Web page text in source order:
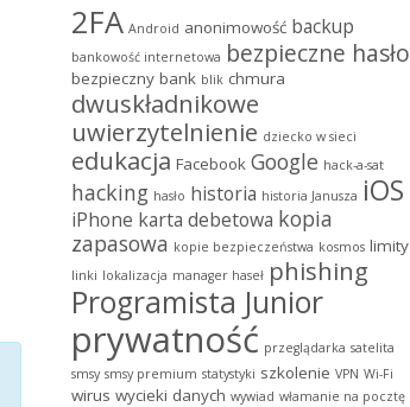
2FA Android anonimowość backup
bankowość internetowa bezpieczne hasło
bezpieczny bank blik chmura
dwuskładnikowe
uwierzytelnienie dziecko w sieci
edukacja Facebook Google hack-a-sat
hacking hasło historia historia Janusza iOS
iPhone karta debetowa kopia
zapasowa kopie bezpieczeństwa kosmos limity
linki lokalizacja manager haseł phishing
Programista Junior
prywatność przeglądarka satelita
smsy smsy premium statystyki szkolenie VPN Wi-Fi
wirus wycieki danych wywiad włamanie na pocztę